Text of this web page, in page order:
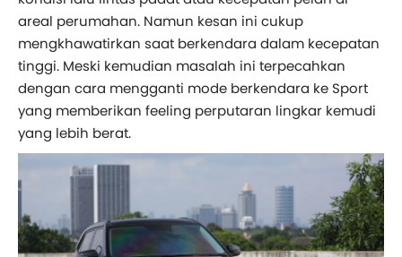
areal perumahan. Namun kesan ini cukup
mengkhawatirkan saat berkendara dalam kecepatan
tinggi. Meski kemudian masalah ini terpecahkan
dengan cara mengganti mode berkendara ke Sport
yang memberikan feeling perputaran lingkar kemudi
yang lebih berat.